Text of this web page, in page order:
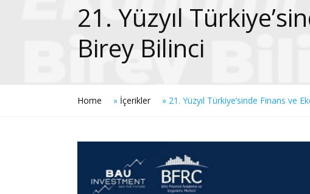
21. Yüzyıl
Birey Bilinci
Home » İçerikler » 21. Yüzyıl Türkiye’sinde Finans ve